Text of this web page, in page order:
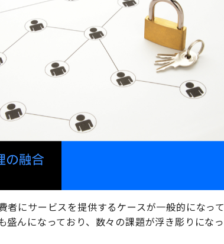
にサービスを提供するケースが一般的になって
んになっており、数々の課題が浮き彫りになっ